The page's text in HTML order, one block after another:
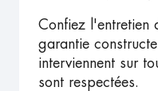
Confiez l'entretien
garantie
interviennent sur
sont respectées.